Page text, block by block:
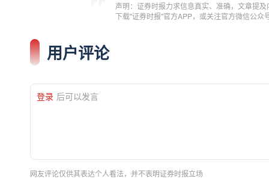
声明：证券时报力求信息真实、准确，文章提
下载"证券时报"官方APP，或关注官方微信公
用户评论
登录 后可以发言
网友评论仅供其表达个人看法，并不表明证券时报立场